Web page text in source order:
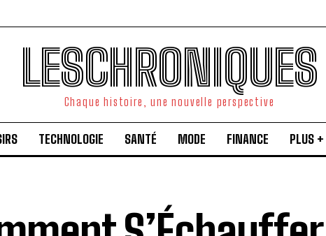
LESCHRONIQUES
Chaque histoire, une nouvelle perspective
TECHNOLOGIE SANTÉ MODE FINANCE PLUS +